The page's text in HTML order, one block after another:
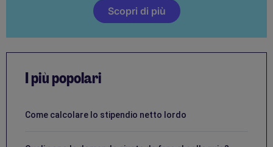
Scopri di più
I più popolari
Come calcolare lo stipendio netto lordo